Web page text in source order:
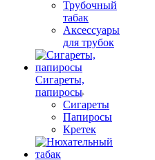
Трубочный
табак
Аксессуары
для трубок
Сигареты,
папиросы
Сигареты
Папиросы
Кретек